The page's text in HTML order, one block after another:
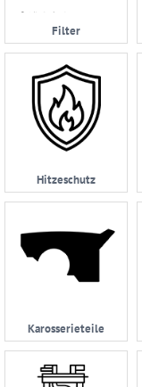
05232
962114
Filter
Hitzeschutz
Karosserieteile